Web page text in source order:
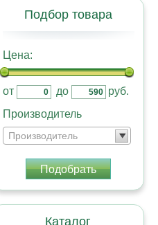
Подбор товара
Цена:
от до
руб.
Производитель
Производитель
Подобрать
Каталог